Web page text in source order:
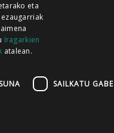
GUKA
GUKA
ZUMAIA GUKA
eta
Iragarkien
atalean.
SAILKATU GABE